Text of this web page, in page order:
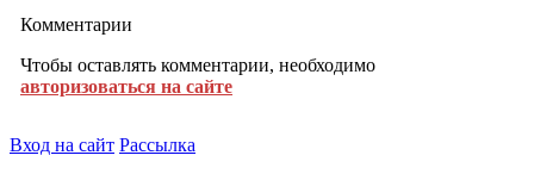
Комментарии
Чтобы оставлять комментарии, необходимо
авторизоваться на сайте
Вход на сайт Рассылка